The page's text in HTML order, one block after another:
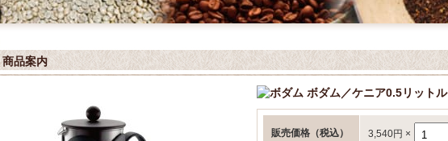
商品案内
ボダム／ケニア0.5リットル
販売価格 （税込） 3,540円 ×